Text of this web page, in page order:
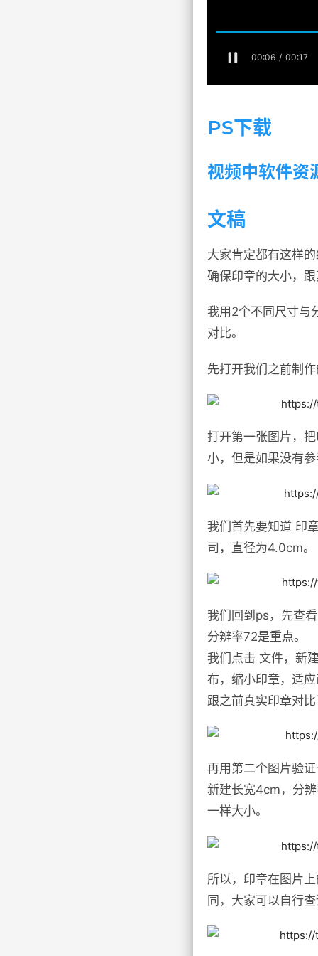
PS下载
视频中软件资
文稿
大家肯定都有这样
确保印章的大小，
我用2个不同尺寸与
对比。
先打开我们之前制
打开第一张图片，
小，但是如果没有
我们首先要知道 印
司，直径为4.0cm。
我们回到ps，先查
分辨率72是重点。
我们点击 文件，新
布，缩小印章，适
跟之前真实印章对
再用第二个图片验
新建长宽4cm，分
一样大小。
所以，印章在图片
同，大家可以自行